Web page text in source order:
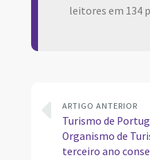
leitores em 134
ARTIGO ANTERIOR
Turismo de
Organismo de
terceiro ano